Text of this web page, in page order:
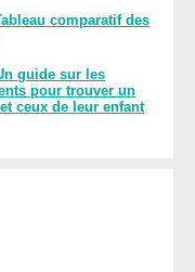
comparatif des
guide sur les
pour trouver un
ceux de leur enfant